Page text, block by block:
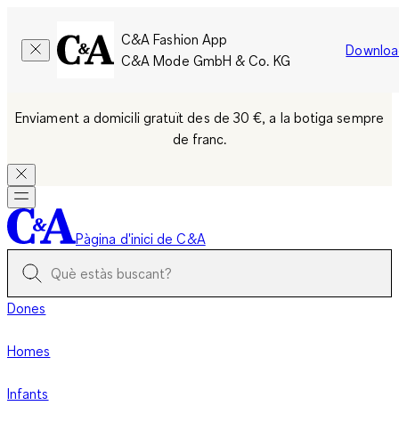
C&A Fashion App
C&A Mode GmbH & Co. KG
Enviament a domicili gratuït des de 30 €, a la botiga sempre
de franc.
Pàgina d'inici de C&A
Dones
Homes
Infants